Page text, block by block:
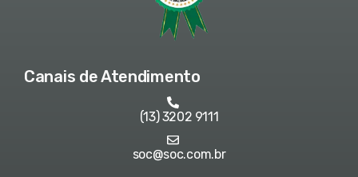
Canais de Atendimento
(13) 3202 9111
soc@soc.com.br